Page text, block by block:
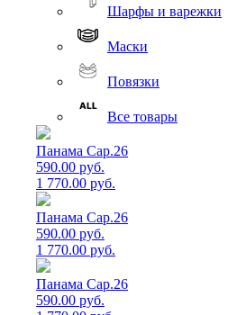
Шарфы и варежки
Маски
Повязки
Все товары
Панама Cap.26
590.00 руб.
1 770.00 руб.
Панама Cap.26
590.00 руб.
1 770.00 руб.
Панама Cap.26
590.00 руб.